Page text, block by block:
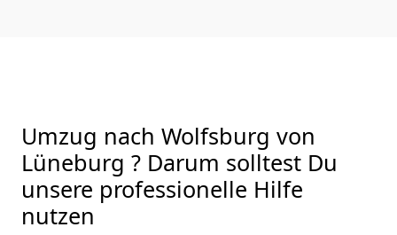
Umzug nach Wolfsburg von
Lüneburg ? Darum solltest Du
unsere professionelle Hilfe
nutzen